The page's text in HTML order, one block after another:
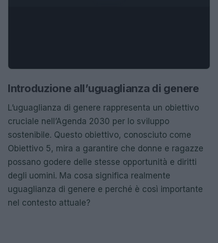
Introduzione all’uguaglianza di genere
L’uguaglianza di genere rappresenta un obiettivo
cruciale nell’Agenda 2030 per lo sviluppo
sostenibile. Questo obiettivo, conosciuto come
Obiettivo 5, mira a garantire che donne e ragazze
possano godere delle stesse opportunità e diritti
degli uomini. Ma cosa significa realmente
uguaglianza di genere e perché è così importante
nel contesto attuale?